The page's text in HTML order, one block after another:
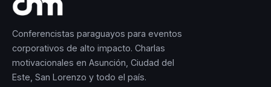
Conferencistas paraguayos para eventos
corporativos de alto impacto. Charlas
motivacionales en Asunción, Ciudad del
Este, San Lorenzo y todo el país.